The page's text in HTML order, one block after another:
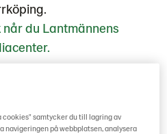
du Lantmännens
samtycker du till lagring av
på webbplatsen, analysera